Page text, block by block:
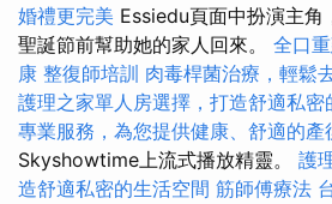
婚禮更完美 Essiedu頁面中扮演主角
聖誕節前幫助她的家人回來。 全口
康 整復師培訓 肉毒桿菌治療，輕鬆
護理之家單人房選擇，打造舒適私密
專業服務，為您提供健康、舒適的產
Skyshowtime上流式播放精靈。 護
造舒適私密的生活空間 筋師傅療法